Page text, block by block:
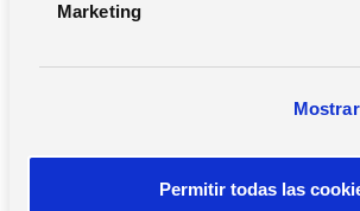
Marketing
Permitir todas las
Notas de prensa